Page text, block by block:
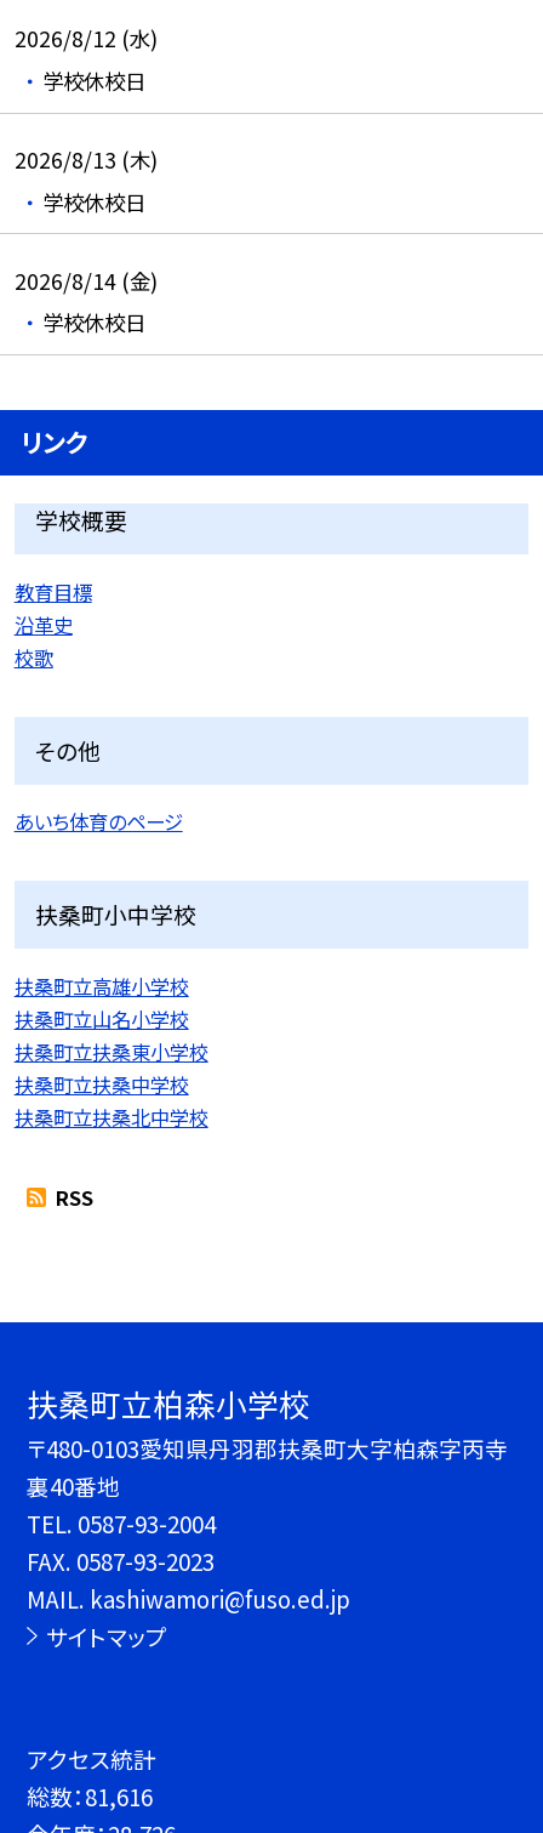
2026/8/12 (水)
学校休校日
2026/8/13 (木)
学校休校日
2026/8/14 (金)
学校休校日
リンク
学校概要
教育目標
沿革史
校歌
その他
あいち体育のページ
扶桑町小中学校
扶桑町立高雄小学校
扶桑町立山名小学校
扶桑町立扶桑東小学校
扶桑町立扶桑中学校
扶桑町立扶桑北中学校
RSS
扶桑町立柏森小学校
〒480-0103愛知県丹羽郡扶桑町大字柏森字丙寺
裏40番地
TEL. 0587-93-2004
FAX. 0587-93-2023
MAIL. kashiwamori@fuso.ed.jp
サイトマップ
アクセス統計
総数：81,616